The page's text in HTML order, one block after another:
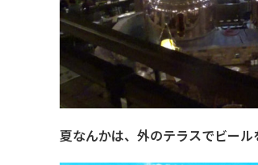
夏なんかは、外のテラスでビー